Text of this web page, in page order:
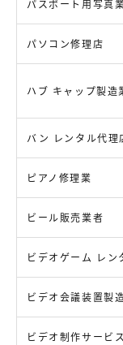
パスポート用写真
パソコン修理店
ハブ キャップ製造
バン レンタル代理
ピアノ修理業
ビール販売業者
ビデオゲーム レン
ビデオ会議装置製
ビデオ制作サービス